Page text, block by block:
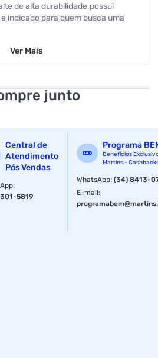
de alta durabilidade.possui
indicado para quem busca uma
Ver Mais
junto
Central de
Atendimento
Pós Vendas
:
5819
Programa
Benefícios
Martins -
WhatsApp:(34) 8413-
E-mail: